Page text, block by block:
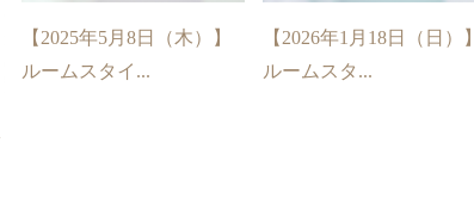
【2025年5月8日（木）】
ルームスタイ...
【2026年1月18日（日）】
ルームスタ...